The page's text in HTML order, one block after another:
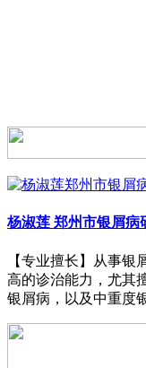
杨淑莲 郑州市银屑病
【专业擅长】从事
高的诊治能力，尤其
银屑病，以及中重度